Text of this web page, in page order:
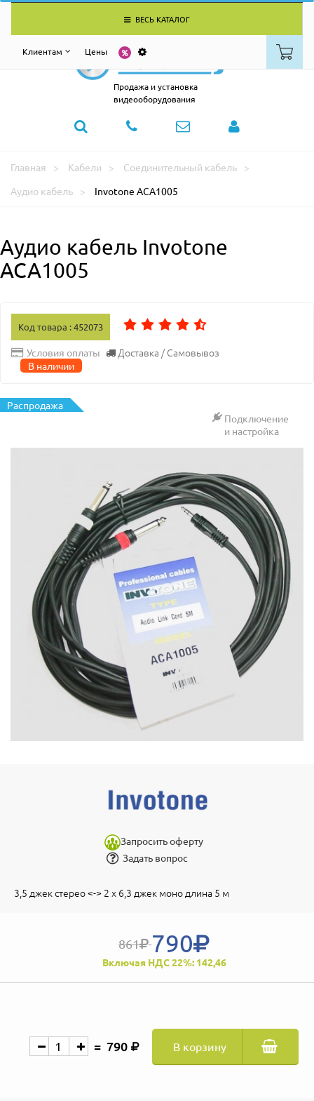
ВЕСЬ КАТАЛОГ
Клиентам Цены
Продажа и установка
видеооборудования
Главная Кабели
Соединительный кабель
Аудио кабель
Invotone ACA1005
Аудио кабель Invotone
ACA1005
Код товара : 452073
Условия оплаты Доставка / Самовывоз
В наличии
Распродажа
Подключение
и настройка
Запросить оферту
Задать вопрос
3,5 джек стерео <-> 2 x 6,3 джек моно длина 5 м
861 790
Включая НДС 22%: 142,46
790 В корзину